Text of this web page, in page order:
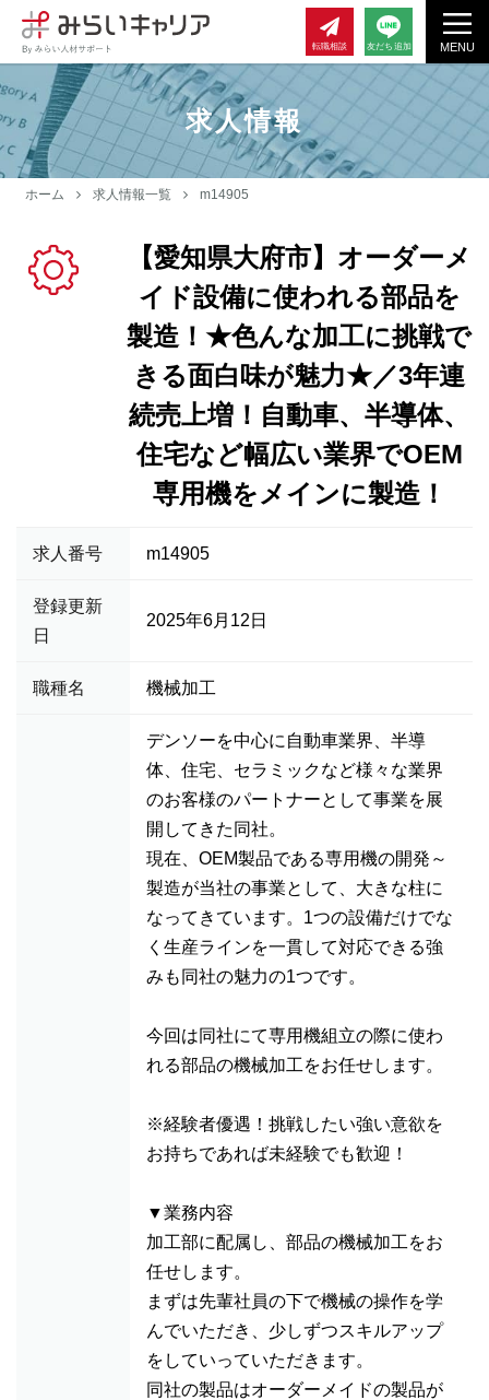
MENU
転職相談 友だち追加
求人情報
ホーム 求人情報一覧 m14905
【愛知県大府市】オーダーメ
イド設備に使われる部品を
製造！★色んな加工に挑戦で
きる面白味が魅力★／3年連
続売上増！自動車、半導体、
住宅など幅広い業界でOEM
専用機をメインに製造！
求人番号 m14905
登録更新
日
2025年6月12日
職種名 機械加工
デンソーを中心に自動車業界、半導
体、住宅、セラミックなど様々な業界
のお客様のパートナーとして事業を展
開してきた同社。
現在、OEM製品である専用機の開発～
製造が当社の事業として、大きな柱に
なってきています。1つの設備だけでな
く生産ラインを一貫して対応できる強
みも同社の魅力の1つです。
今回は同社にて専用機組立の際に使わ
れる部品の機械加工をお任せします。
※経験者優遇！挑戦したい強い意欲を
お持ちであれば未経験でも歓迎！
▼業務内容
加工部に配属し、部品の機械加工をお
任せします。
まずは先輩社員の下で機械の操作を学
んでいただき、少しずつスキルアップ
をしていっていただきます。
同社の製品はオーダーメイドの製品が